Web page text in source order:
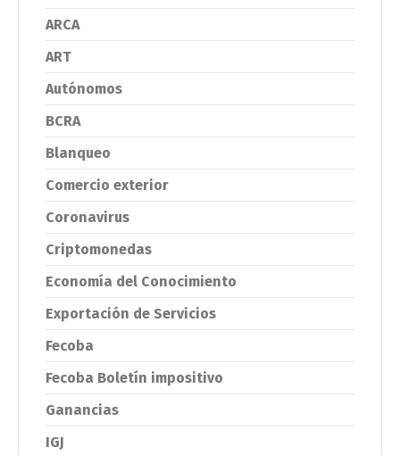
ARCA
ART
Autónomos
BCRA
Blanqueo
Comercio exterior
Coronavirus
Criptomonedas
Economía del Conocimiento
Exportación de Servicios
Fecoba
Fecoba Boletín impositivo
Ganancias
IGJ